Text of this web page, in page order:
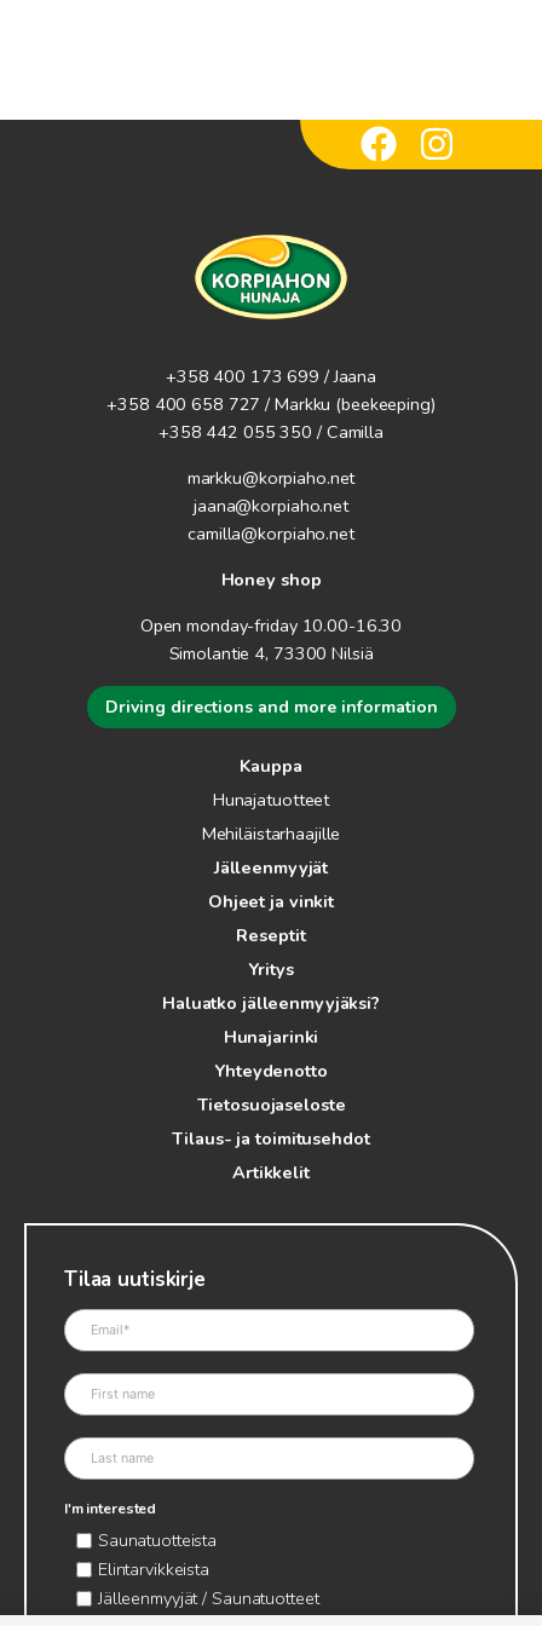
+358 400 173 699 / Jaana
+358 400 658 727 / Markku (beekeeping)
+358 442 055 350 / Camilla
markku@korpiaho.net
jaana@korpiaho.net
camilla@korpiaho.net
Honey shop
Open monday-friday 10.00-16.30
Simolantie 4, 73300 Nilsiä
Driving directions and more information
Kauppa
Hunajatuotteet
Mehiläistarhaajille
Jälleenmyyjät
Ohjeet ja vinkit
Reseptit
Yritys
Haluatko jälleenmyyjäksi?
Hunajarinki
Yhteydenotto
Tietosuojaseloste
Tilaus- ja toimitusehdot
Artikkelit
Tilaa uutiskirje
I'm interested
Saunatuotteista
Elintarvikkeista
Jälleenmyyjät / Saunatuotteet